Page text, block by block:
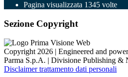
Pagina visualizzata 1345 volte
Sezione Copyright
Copyright 2026 | Engineered and
Parma S.p.A. | Divisione Publishing &
Disclaimer trattamento dati personali